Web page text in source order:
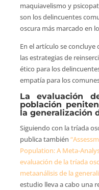
maquiavelismo y
son los delincuentes
oscura más marcado en
En el artículo se
las estrategias de
ético para los
empatía para los
La evaluación
población
la generalización
Siguiendo con la tríada
publica también
Population: A Meta-
evaluación de la tríada
metaanálisis de la
estudio lleva a cabo una